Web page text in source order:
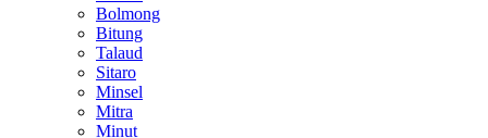
Bolmong
Bitung
Talaud
Sitaro
Minsel
Mitra
Minut